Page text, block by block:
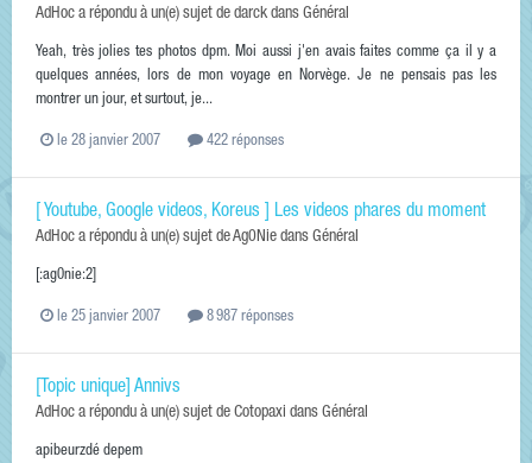
AdHoc a répondu à un(e) sujet de darck dans Général
Yeah, très jolies tes photos dpm. Moi aussi j'en avais faites comme ça il y a
quelques années, lors de mon voyage en Norvège. Je ne pensais pas les
montrer un jour, et surtout, je...
le 28 janvier 2007 422 réponses
[ Youtube, Google videos, Koreus ] Les videos phares du moment
AdHoc a répondu à un(e) sujet deAg0Nie dans Général
[:ag0nie:2]
le 25 janvier 2007 8 987 réponses
[Topic unique] Annivs
AdHoc a répondu à un(e) sujet de Cotopaxi dans Général
apibeurzdé depem